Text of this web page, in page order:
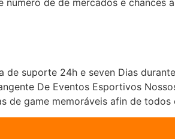
suporte 24h e seven Dias
De Eventos Esportivos
de game memoráveis afin de